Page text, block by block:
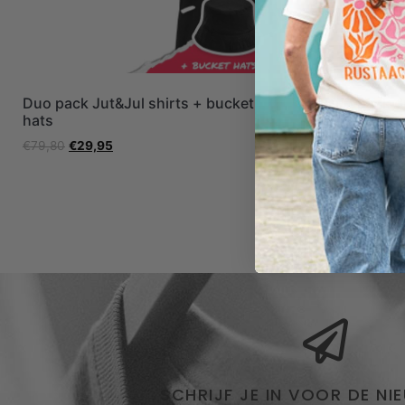
Duo pack Jut&Jul shirts + bucket
hats
€79,80 €29,95
Duo pack
49,95 €
SCHRIJF JE IN VOOR DE